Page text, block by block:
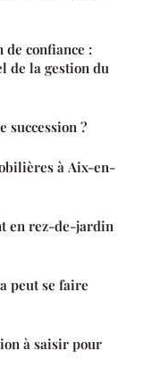
confiance :
de la gestion du
succession ?
à Aix-en-
en rez-de-jardin
peut se faire
à saisir pour